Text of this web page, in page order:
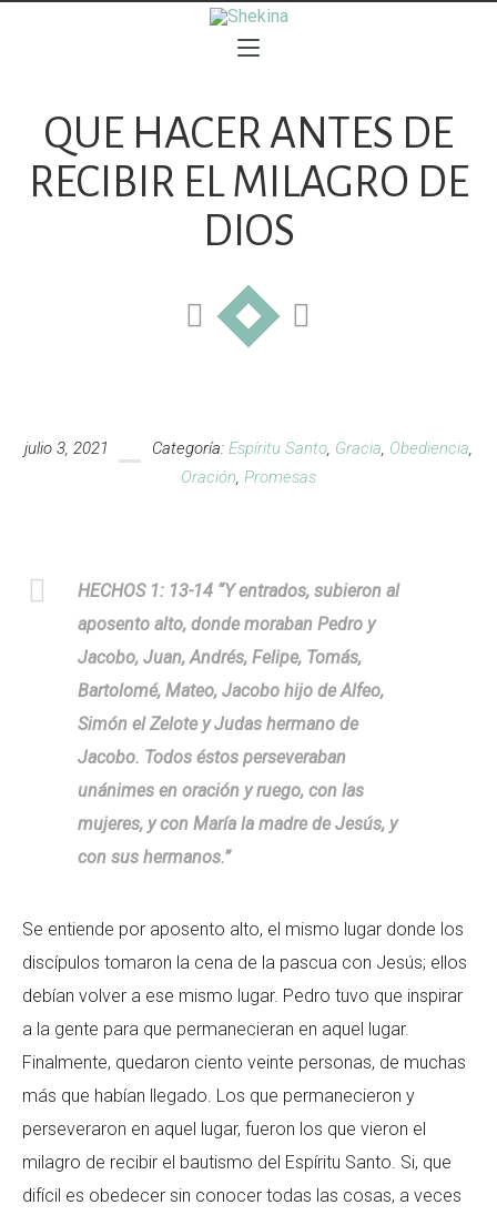
QUE HACER ANTES DE
RECIBIR EL MILAGRO DE
DIOS
julio 3, 2021 Categoría: Espíritu Santo, Gracia, Obediencia,
Oración, Promesas
HECHOS 1: 13-14 “Y entrados, subieron al
aposento alto, donde moraban Pedro y
Jacobo, Juan, Andrés, Felipe, Tomás,
Bartolomé, Mateo, Jacobo hijo de Alfeo,
Simón el Zelote y Judas hermano de
Jacobo. Todos éstos perseveraban
unánimes en oración y ruego, con las
mujeres, y con María la madre de Jesús, y
con sus hermanos.”
Se entiende por aposento alto, el mismo lugar donde los
discípulos tomaron la cena de la pascua con Jesús; ellos
debían volver a ese mismo lugar. Pedro tuvo que inspirar
a la gente para que permanecieran en aquel lugar.
Finalmente, quedaron ciento veinte personas, de muchas
más que habían llegado. Los que permanecieron y
perseveraron en aquel lugar, fueron los que vieron el
milagro de recibir el bautismo del Espíritu Santo. Si, que
difícil es obedecer sin conocer todas las cosas, a veces